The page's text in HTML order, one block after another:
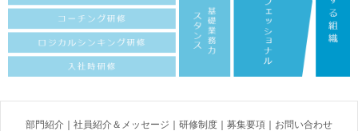
部門紹介 社員紹介＆メッセージ 研修制度 募集要項 お問い合わせ